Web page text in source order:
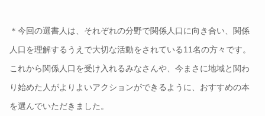
＊今回の選書人は、それぞれの分野で関係人口に向き合い、関係
人口を理解するうえで大切な活動をされている11名の方々です。
これから関係人口を受け入れるみなさんや、今まさに地域と関わ
り始めた人がよりよいアクションができるように、おすすめの本
を選んでいただきました。